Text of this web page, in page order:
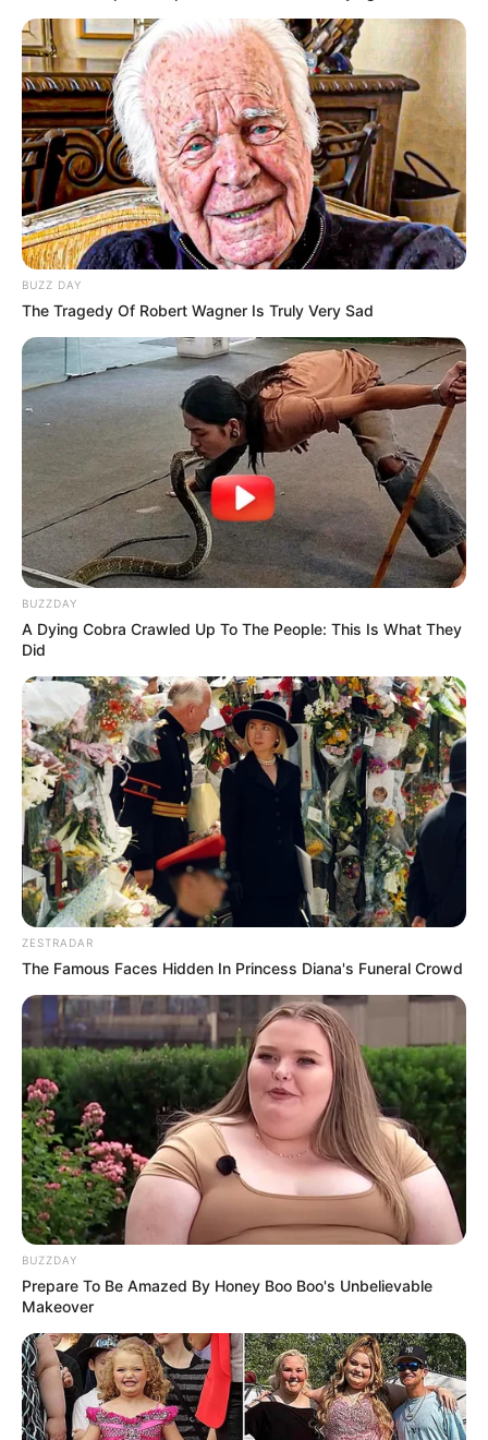
BUZZ DAY
The Tragedy Of Robert Wagner Is Truly Very Sad
BUZZDAY
A Dying Cobra Crawled Up To The People: This Is What They
Did
ZESTRADAR
The Famous Faces Hidden In Princess Diana's Funeral Crowd
BUZZDAY
Prepare To Be Amazed By Honey Boo Boo's Unbelievable
Makeover